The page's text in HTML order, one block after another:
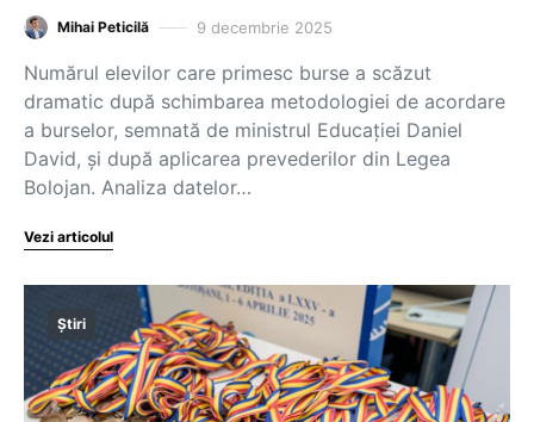
Mihai Peticilă 9 decembrie 2025
Numărul elevilor care primesc burse a scăzut
dramatic după schimbarea metodologiei de acordare
a burselor, semnată de ministrul Educației Daniel
David, și după aplicarea prevederilor din Legea
Bolojan. Analiza datelor…
Vezi articolul
Știri